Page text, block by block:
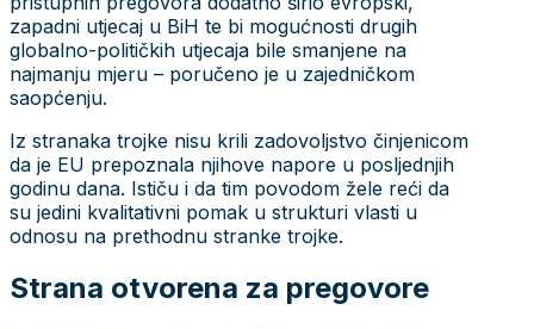
zapadni utjecaj u BiH te bi mogućnosti drugih
globalno-političkih utjecaja bile smanjene na
najmanju mjeru – poručeno je u zajedničkom
saopćenju.
Iz stranaka trojke nisu krili zadovoljstvo činjenicom
da je EU prepoznala njihove napore u posljednjih
godinu dana. Ističu i da tim povodom žele reći da
su jedini kvalitativni pomak u strukturi vlasti u
odnosu na prethodnu stranke trojke.
Strana otvorena za pregovore